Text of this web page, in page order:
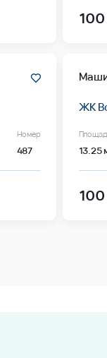
Номер
487
ЖК
13.25